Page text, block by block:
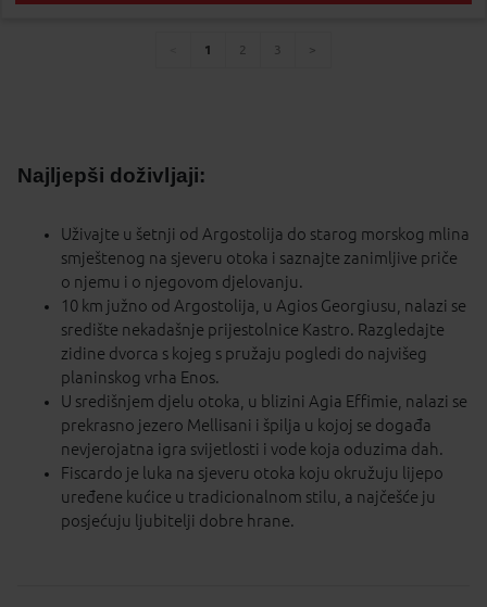
You're
1
page
2
page
3
Najljepši doživljaji:
Uživajte u šetnji od Argostolija do starog morskog mlina
smještenog na sjeveru otoka i saznajte zanimljive priče
o njemu i o njegovom djelovanju.
10 km južno od Argostolija, u Agios Georgiusu, nalazi se
središte nekadašnje prijestolnice Kastro. Razgledajte
zidine dvorca s kojeg s pružaju pogledi do najvišeg
planinskog vrha Enos.
U središnjem djelu otoka, u blizini Agia Effimie, nalazi se
prekrasno jezero Mellisani i špilja u kojoj se događa
nevjerojatna igra svijetlosti i vode koja oduzima dah.
Fiscardo je luka na sjeveru otoka koju okružuju lijepo
uređene kućice u tradicionalnom stilu, a najčešće ju
posjećuju ljubitelji dobre hrane.